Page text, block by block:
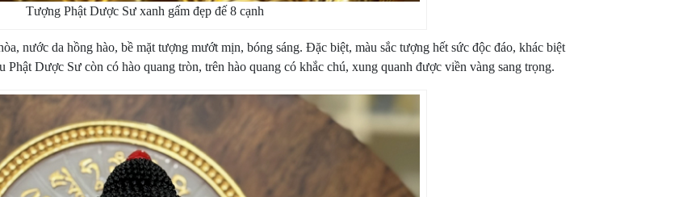
Tượng Phật Dược Sư xanh gấm đẹp đế 8 cạnh
nước da hồng hào, bề mặt tượng mướt mịn, bóng sáng. Đặc biệt, màu sắc tượng hết sức độc đáo, khác biệt
Dược Sư còn có hào quang tròn, trên hào quang có khắc chú, xung quanh được viền vàng sang trọng.